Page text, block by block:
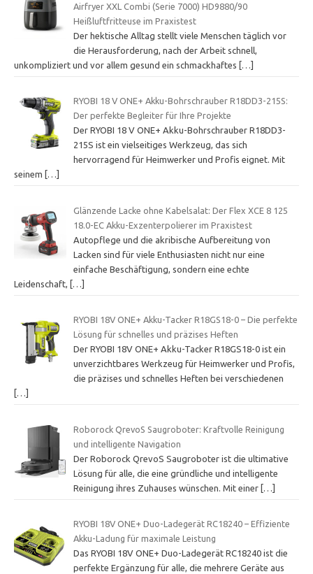
Airfryer XXL Combi (Serie 7000) HD9880/90
Heißluftfritteuse im Praxistest
Der hektische Alltag stellt viele Menschen täglich vor
die Herausforderung, nach der Arbeit schnell,
unkompliziert und vor allem gesund ein schmackhaftes
[…]
RYOBI 18 V ONE+ Akku-Bohrschrauber R18DD3-215S:
Der perfekte Begleiter für Ihre Projekte
Der RYOBI 18 V ONE+ Akku-Bohrschrauber R18DD3-
215S ist ein vielseitiges Werkzeug, das sich
hervorragend für Heimwerker und Profis eignet. Mit
seinem
[…]
Glänzende Lacke ohne Kabelsalat: Der Flex XCE 8 125
18.0-EC Akku-Exzenterpolierer im Praxistest
Autopflege und die akribische Aufbereitung von
Lacken sind für viele Enthusiasten nicht nur eine
einfache Beschäftigung, sondern eine echte
Leidenschaft,
[…]
RYOBI 18V ONE+ Akku-Tacker R18GS18-0 – Die perfekte
Lösung für schnelles und präzises Heften
Der RYOBI 18V ONE+ Akku-Tacker R18GS18-0 ist ein
unverzichtbares Werkzeug für Heimwerker und Profis,
die präzises und schnelles Heften bei verschiedenen
[…]
Roborock QrevoS Saugroboter: Kraftvolle Reinigung
und intelligente Navigation
Der Roborock QrevoS Saugroboter ist die ultimative
Lösung für alle, die eine gründliche und intelligente
Reinigung ihres Zuhauses wünschen. Mit einer […]
RYOBI 18V ONE+ Duo-Ladegerät RC18240 – Effiziente
Akku-Ladung für maximale Leistung
Das RYOBI 18V ONE+ Duo-Ladegerät RC18240 ist die
perfekte Ergänzung für alle, die mehrere Geräte aus